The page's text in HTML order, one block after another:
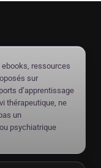
ressources
sur
d’apprentissage
thérapeutique, ne
un
psychiatrique